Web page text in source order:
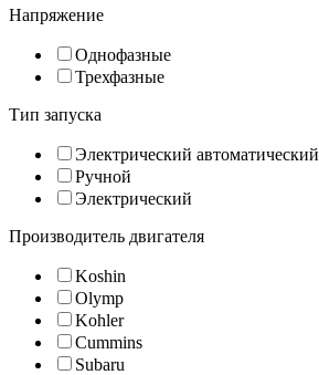
Напряжение
Однофазные
Трехфазные
Тип запуска
Электрический автоматический
Ручной
Электрический
Производитель двигателя
Koshin
Olymp
Kohler
Cummins
Subaru